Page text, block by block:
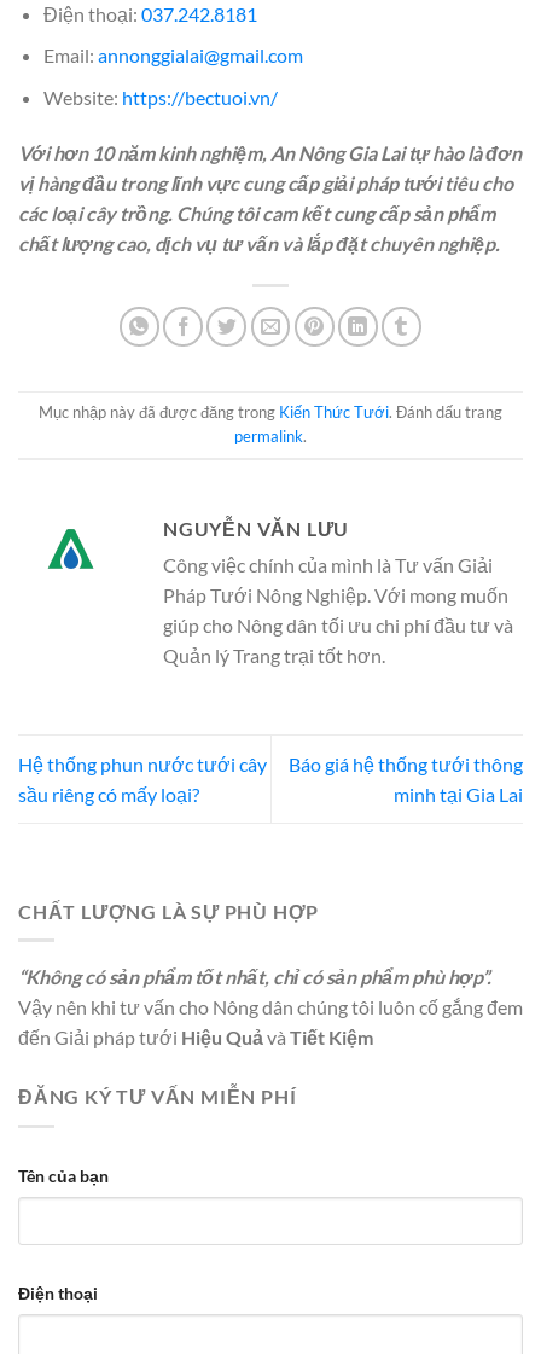
Điện thoại: 037.242.8181
Email: annonggialai@gmail.com
Website: https://bectuoi.vn/
Với hơn 10 năm kinh nghiệm, An Nông Gia Lai tự hào là đơn
vị hàng đầu trong lĩnh vực cung cấp giải pháp tưới tiêu cho
các loại cây trồng. Chúng tôi cam kết cung cấp sản phẩm
chất lượng cao, dịch vụ tư vấn và lắp đặt chuyên nghiệp.
Mục nhập này đã được đăng trong Kiến Thức Tưới. Đánh dấu trang
permalink.
NGUYỄN VĂN LƯU
Công việc chính của mình là Tư vấn Giải
Pháp Tưới Nông Nghiệp. Với mong muốn
giúp cho Nông dân tối ưu chi phí đầu tư và
Quản lý Trang trại tốt hơn.
Hệ thống phun nước tưới cây
sầu riêng có mấy loại?
Báo giá hệ thống tưới thông
minh tại Gia Lai
CHẤT LƯỢNG LÀ SỰ PHÙ HỢP
“Không có sản phẩm tốt nhất, chỉ có sản phẩm phù hợp”.
Vậy nên khi tư vấn cho Nông dân chúng tôi luôn cố gắng đem
đến Giải pháp tưới Hiệu Quảvà Tiết Kiệm
ĐĂNG KÝ TƯ VẤN MIỄN PHÍ
Tên của bạn
Điện thoại